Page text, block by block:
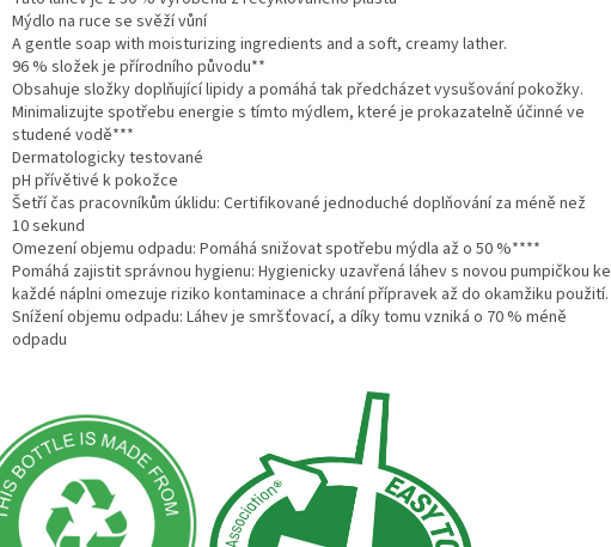
Mýdlo na ruce se svěží vůní
A gentle soap with moisturizing ingredients and a soft, creamy lather.
96 % složek je přírodního původu**
Obsahuje složky doplňující lipidy a pomáhá tak předcházet vysušování pokožky.
Minimalizujte spotřebu energie s tímto mýdlem, které je prokazatelně účinné ve
studené vodě***
Dermatologicky testované
pH přívětivé k pokožce
Šetří čas pracovníkům úklidu: Certifikované jednoduché doplňování za méně než
10 sekund
Omezení objemu odpadu: Pomáhá snižovat spotřebu mýdla až o 50 %****
Pomáhá zajistit správnou hygienu: Hygienicky uzavřená láhev s novou pumpičkou ke
každé náplni omezuje riziko kontaminace a chrání přípravek až do okamžiku použití.
Snížení objemu odpadu: Láhev je smršťovací, a díky tomu vzniká o 70 % méně
odpadu